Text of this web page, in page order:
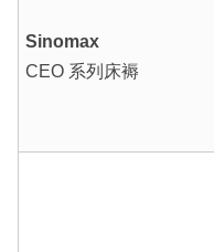
Sinomax
CEO 系列床褥